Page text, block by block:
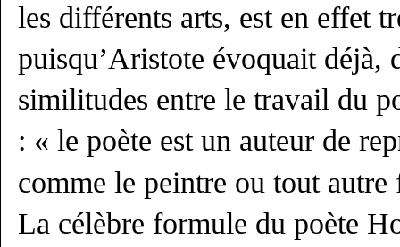
les différents arts, est en effet
puisqu’Aristote évoquait déjà,
similitudes entre le travail du
: « le poète est un auteur de
comme le peintre ou tout autre
La célèbre formule du poète